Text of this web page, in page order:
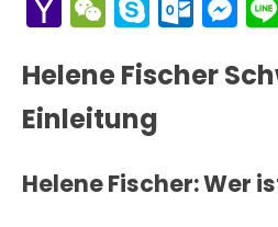
Yahoo
WeChat
Skype
Helene Fischer
Einleitung
Helene Fischer: Wer